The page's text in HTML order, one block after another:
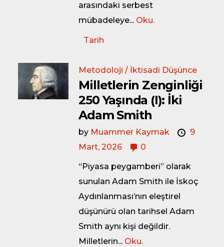
arasındaki serbest
mübadeleye... Oku.
Tarih
Metodoloji / İktisadi Düşünce
Milletlerin Zenginliği
250 Yaşında (I): İki
Adam Smith
by Muammer Kaymak
9
Mart, 2026
0
“Piyasa peygamberi” olarak
sunulan Adam Smith ile İskoç
Aydınlanması’nın eleştirel
düşünürü olan tarihsel Adam
Smith aynı kişi değildir.
Milletlerin... Oku.